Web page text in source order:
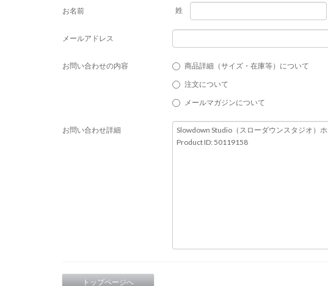
お名前 姓
メールアドレス
お問い合わせの内容 商品詳細（サイズ・在庫等）について
注文について
メールマガジンについて
お問い合わせ詳細
トップページへ